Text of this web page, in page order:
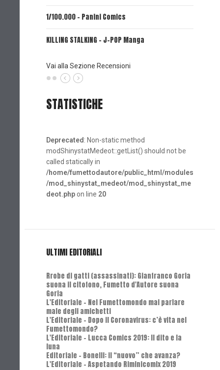
1/100.000 - Panini Comics
KILLING STALKING - J-POP Manga
Vai alla Sezione Recensioni
STATISTICHE
Deprecated: Non-static method
modShinystatMedeot::getList() should not be
called statically in
/home/fumettodautore/public_html/modules
/mod_shinystat_medeot/mod_shinystat_me
deot.phpon line 20
ULTIMI EDITORIALI
Rrobe di gatti (assassinati): Gianfranco Goria
suona il citofono, Fumetto d'Autore suona
Goria
L'Editoriale - Nel Fumettomondo mai parlare
male degli amichetti
L'Editoriale - Dopo il Coronavirus: c’è vita nel
Fumettomondo?
L'Editoriale - Lucca Comics 2019: Il dito e la
luna
Editoriale - Bonelli: il “nuovo” che avanza?
L'Editoriale - Aspetando Riminicomix 2019